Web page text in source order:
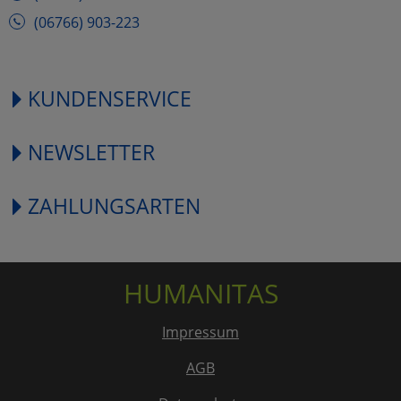
(06766) 903-223
KUNDENSERVICE
NEWSLETTER
ZAHLUNGSARTEN
HUMANITAS
Impressum
AGB